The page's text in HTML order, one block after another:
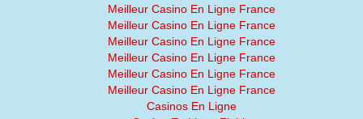
Meilleur Casino En Ligne France
Meilleur Casino En Ligne France
Meilleur Casino En Ligne France
Meilleur Casino En Ligne France
Meilleur Casino En Ligne France
Meilleur Casino En Ligne France
Casinos En Ligne